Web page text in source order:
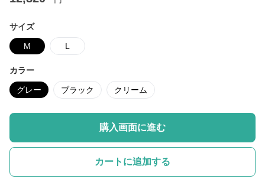
サイズ
M L
カラー
グレー ブラック クリーム
購入画面に進む
カートに追加する